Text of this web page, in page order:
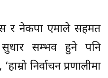
र नेकपा एमाले सहमत
सुधार सम्भव हुने पनि
निर्वाचन प्रणालीमा